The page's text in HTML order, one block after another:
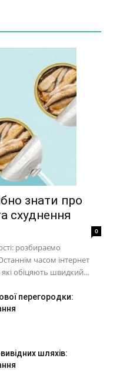
знати про
схуднення
0
розбираємо
часом інтернет
які обіцяють швидкий...
перегородки:
шляхів: